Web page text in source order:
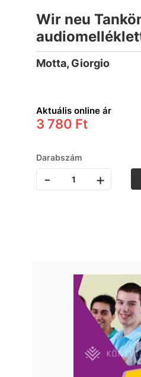
Wir neu
Motta, Giorgio
Aktuális online ár
3 780 Ft
Darabszám
- +